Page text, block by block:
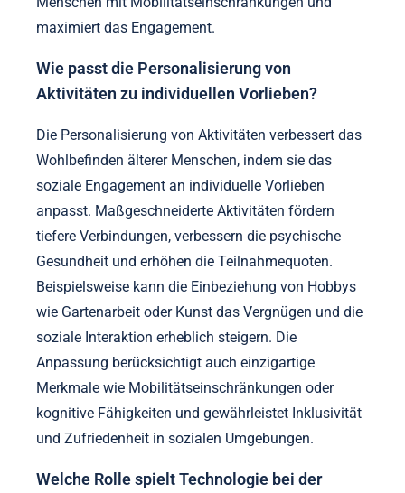
maximiert das Engagement.
Wie passt die Personalisierung von
Aktivitäten zu individuellen Vorlieben?
Die Personalisierung von Aktivitäten verbessert das
Wohlbefinden älterer Menschen, indem sie das
soziale Engagement an individuelle Vorlieben
anpasst. Maßgeschneiderte Aktivitäten fördern
tiefere Verbindungen, verbessern die psychische
Gesundheit und erhöhen die Teilnahmequoten.
Beispielsweise kann die Einbeziehung von Hobbys
wie Gartenarbeit oder Kunst das Vergnügen und die
soziale Interaktion erheblich steigern. Die
Anpassung berücksichtigt auch einzigartige
Merkmale wie Mobilitätseinschränkungen oder
kognitive Fähigkeiten und gewährleistet Inklusivität
und Zufriedenheit in sozialen Umgebungen.
Welche Rolle spielt Technologie bei der